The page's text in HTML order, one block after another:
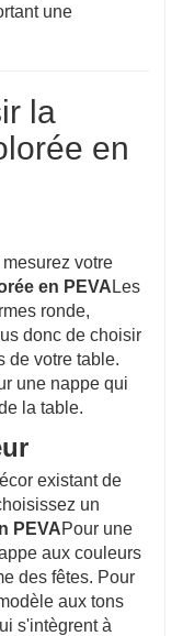
une
la
en
votre
en PEVA Les
ronde,
donc de choisir
de votre table.
une nappe qui
la table.
existant de
un
PEVAPour une
aux couleurs
des fêtes. Pour
aux tons
s'intègrent à